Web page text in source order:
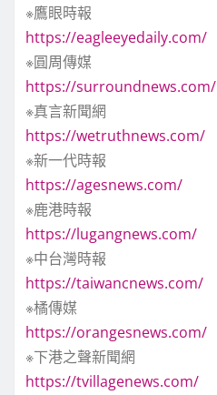
※鷹眼時報
https://eagleeyedaily.com/
※圓周傳媒
https://surroundnews.com/
※真言新聞網
https://wetruthnews.com/
※新一代時報
https://agesnews.com/
※鹿港時報
https://lugangnews.com/
※中台灣時報
https://taiwancnews.com/
※橘傳媒
https://orangesnews.com/
※下港之聲新聞網
https://tvillagenews.com/